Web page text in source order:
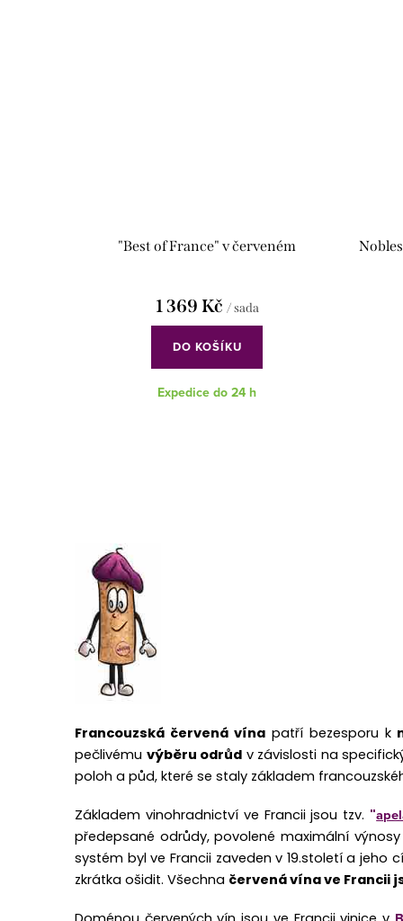
"Best of France" v červeném
1 369 Kč / sada
DO KOŠÍKU
Expedice do 24 h
d
a
p
r
k
y
v
Francouzská červená vínapatří bezesporu k
pečlivému výběru odrůd v závislosti na
poloh a půd, které se staly základem
Základem vinohradnictví ve Francii jsou tzv. "
předepsané odrůdy, povolené maximální
systém byl ve Francii zaveden v 19.století a jeho
zkrátka ošidit. Všechna červená vína ve Francii